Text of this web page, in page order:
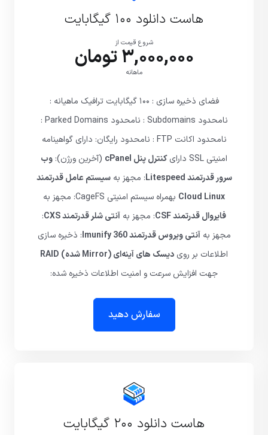
هاست دانلود ۱۰۰ گیگابایت
شروع قیمت از
3,000,000 تومان
ماهانه
فضای ذخیره سازی : ۱۰۰ گیگابایت ترافیک ماهیانه :
نامحدود Subdomains : نامحدود Parked Domains :
نامحدود اکانت FTP : نامحدود رایگان: دارای گواهینامه
امنیتی SSL دارای
کنترل پنل cPanel (آخرین ورژن): وب
سرور قدرتمند Litespeed
: مجهز بهسیستم عامل قدرتمند
Cloud Linux بهمراه سیستم امنیتی CageFS: مجهز به
فایروال قدرتمند CSF
: مجهز به آنتی شلر قدرتمند CXS
:
مجهز بهآنتی ویروس قدرتمند Imunify 360
: ذخیره سازی
اطلاعات بر روی دیسک های آینه‌ای (Mirror شده) RAID
جهت افزایش سرعت و امنیت اطلاعات ذخیره شده:
سفارش دهید
هاست دانلود ۲۰۰ گیگابایت